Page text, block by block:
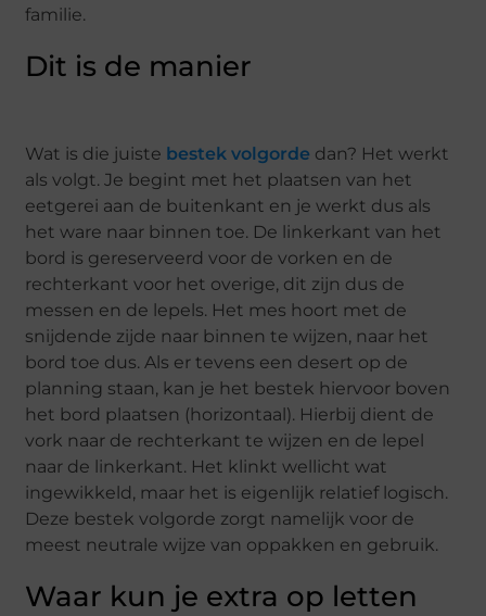
familie.
Dit is de manier
Wat is die juiste bestek volgorde dan? Het werkt
als volgt. Je begint met het plaatsen van het
eetgerei aan de buitenkant en je werkt dus als
het ware naar binnen toe. De linkerkant van het
bord is gereserveerd voor de vorken en de
rechterkant voor het overige, dit zijn dus de
messen en de lepels. Het mes hoort met de
snijdende zijde naar binnen te wijzen, naar het
bord toe dus. Als er tevens een desert op de
planning staan, kan je het bestek hiervoor boven
het bord plaatsen (horizontaal). Hierbij dient de
vork naar de rechterkant te wijzen en de lepel
naar de linkerkant. Het klinkt wellicht wat
ingewikkeld, maar het is eigenlijk relatief logisch.
Deze bestek volgorde zorgt namelijk voor de
meest neutrale wijze van oppakken en gebruik.
Waar kun je extra op letten